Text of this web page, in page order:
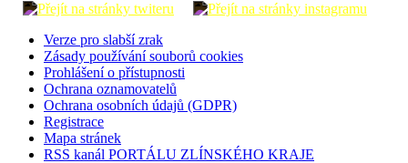
Verze pro slabší zrak
Zásady používání souborů cookies
Prohlášení o přístupnosti
Ochrana oznamovatelů
Ochrana osobních údajů (GDPR)
Registrace
Mapa stránek
RSS kanál PORTÁLU ZLÍNSKÉHO KRAJE